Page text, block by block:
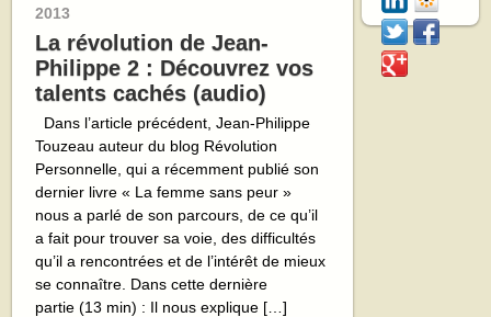
2013
La révolution de Jean-
Philippe 2 : Découvrez vos
talents cachés (audio)
Dans l’article précédent, Jean-Philippe
Touzeau auteur du blog Révolution
Personnelle, qui a récemment publié son
dernier livre « La femme sans peur »
nous a parlé de son parcours, de ce qu’il
a fait pour trouver sa voie, des difficultés
qu’il a rencontrées et de l’intérêt de mieux
se connaître. Dans cette dernière
partie (13 min) : Il nous explique […]